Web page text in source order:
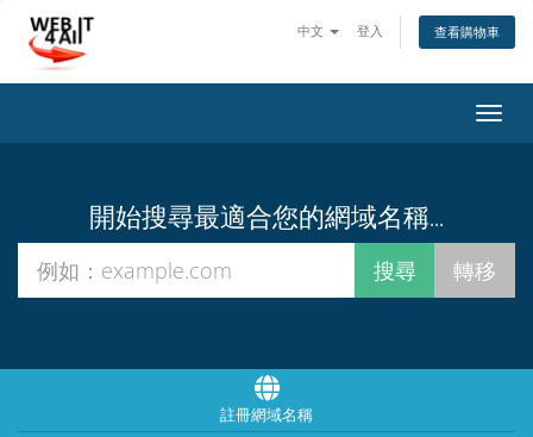
中文 登入 查看購物車
切
換
開始搜尋最適合您的網域名稱...
註冊網域名稱